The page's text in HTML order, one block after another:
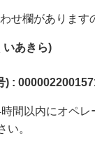
せ欄があります
いあきら)
) :
間以内にオペ
い。